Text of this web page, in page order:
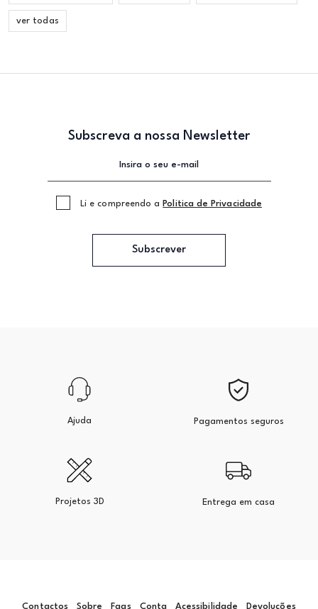
ver todas
Subscreva a nossa Newsletter
Li e compreendo a Politica de Privacidade
Subscrever
Ajuda Pagamentos seguros
Projetos 3D Entrega em casa
Contactos Sobre Faqs Conta Acessibilidade Devoluções